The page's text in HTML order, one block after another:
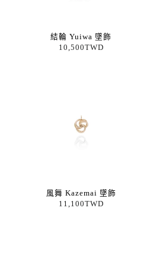
結輪 Yuiwa 墜飾
10,500TWD
風舞 Kazemai 墜飾
11,100TWD